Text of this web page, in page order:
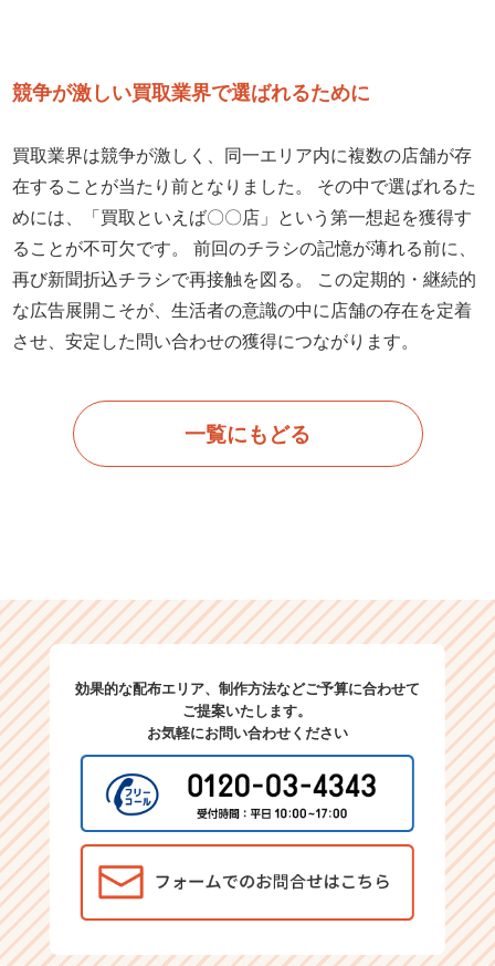
競争が激しい買取業界で選ばれるために
買取業界は競争が激しく、同一エリア内に複数の店舗が存
在することが当たり前となりました。 その中で選ばれるた
めには、「買取といえば〇〇店」という第一想起を獲得す
ることが不可欠です。 前回のチラシの記憶が薄れる前に、
再び新聞折込チラシで再接触を図る。 この定期的・継続的
な広告展開こそが、生活者の意識の中に店舗の存在を定着
させ、安定した問い合わせの獲得につながります。
一覧にもどる
効果的な配布エリア、制作方法などご予算に合わせて
ご提案いたします。
お気軽にお問い合わせください